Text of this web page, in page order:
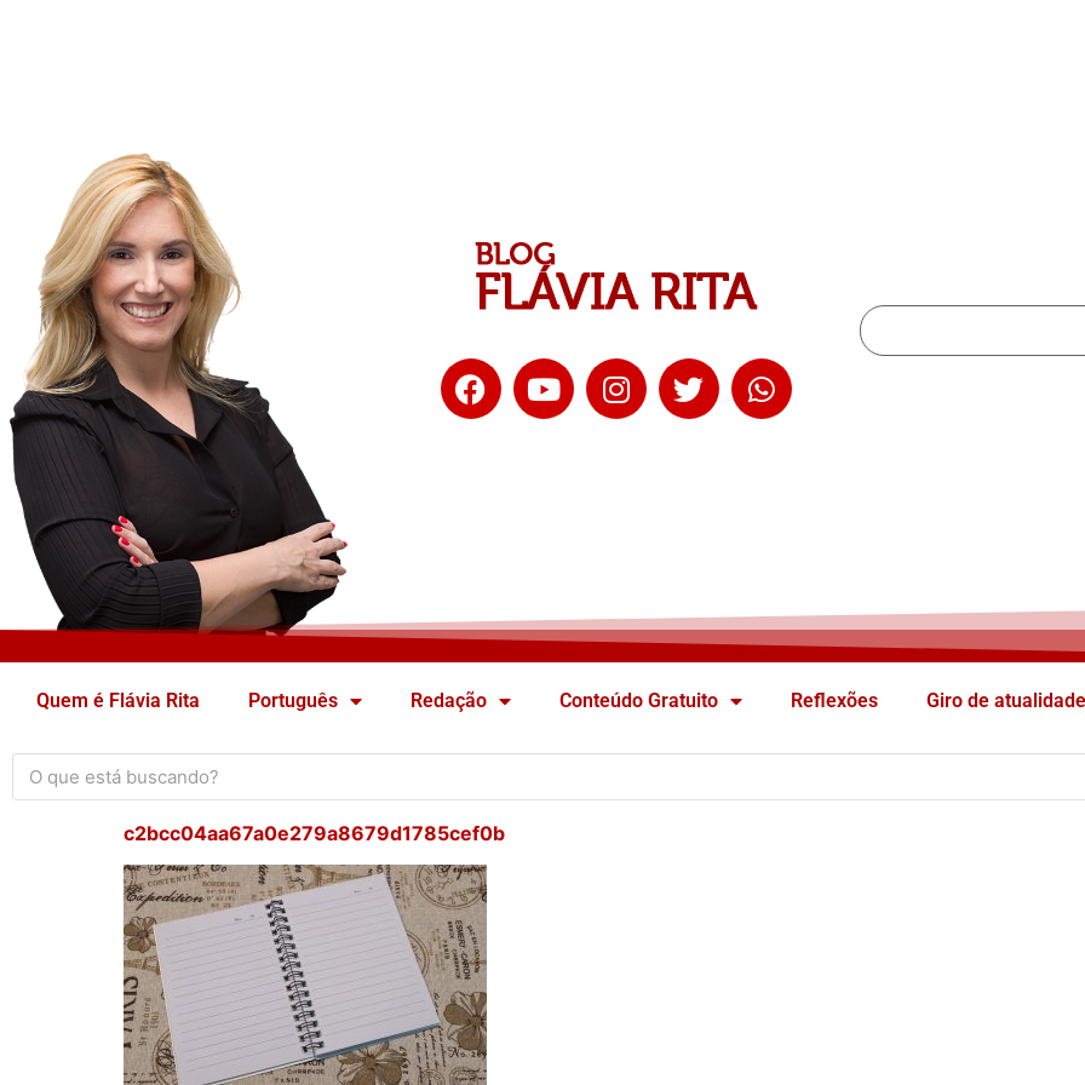
Quem é Flávia Rita Português Redação Conteúdo Gratuito Reflexões Giro de
c2bcc04aa67a0e279a8679d1785cef0b